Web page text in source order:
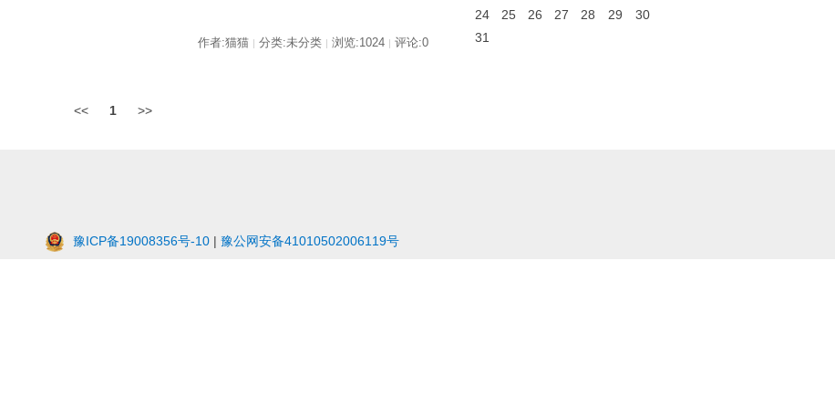
作者:猫猫 | 分类:未分类 | 浏览:1024 | 评论:0
<< 1 >>
24
25 26 27 28 29
30
31
豫ICP备19008356号-10 | 豫公网安备41010502006119号